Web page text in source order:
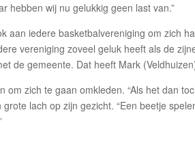
hebben wij nu gelukkig geen last van.”
aan iedere basketbalvereniging om zich
vereniging zoveel geluk heeft als de
de gemeente. Dat heeft Mark
om zich te gaan omkleden. “Als het dan
grote lach op zijn gezicht. “Een beetje